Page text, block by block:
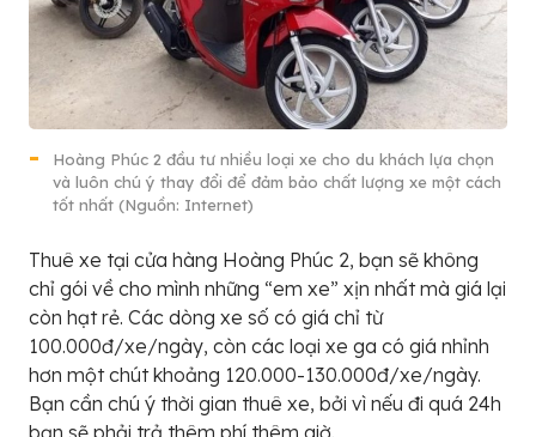
Hoàng Phúc 2 đầu tư nhiều loại xe cho du khách lựa chọn
và luôn chú ý thay đổi để đảm bảo chất lượng xe một cách
tốt nhất (Nguồn: Internet)
Thuê xe tại cửa hàng Hoàng Phúc 2, bạn sẽ không
chỉ gói về cho mình những “em xe” xịn nhất mà giá lại
còn hạt rẻ. Các dòng xe số có giá chỉ từ
100.000đ/xe/ngày, còn các loại xe ga có giá nhỉnh
hơn một chút khoảng 120.000-130.000đ/xe/ngày.
Bạn cần chú ý thời gian thuê xe, bởi vì nếu đi quá 24h
bạn sẽ phải trả thêm phí thêm giờ.